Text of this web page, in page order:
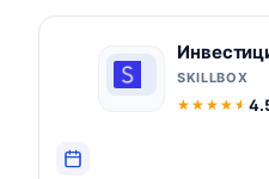
SKILLBOX
★★★★★
★★★★★